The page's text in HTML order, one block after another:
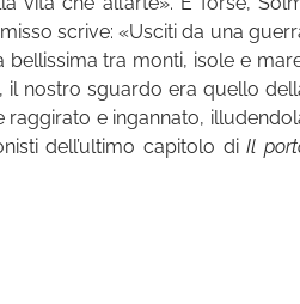
scrive: «Usciti da una
tra monti, isole e
nostro sguardo era quello
raggirato e ingannato,
dell’ultimo capitolo diIl